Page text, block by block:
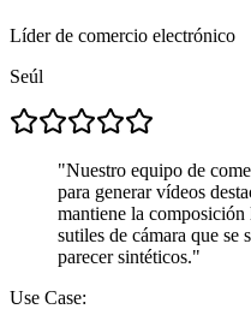
Líder de comercio electrónico
Seúl
"Nuestro equipo de
para generar vídeos
mantiene la
sutiles de cámara que se
parecer sintéticos."
Use Case: